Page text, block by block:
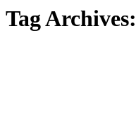
Tag Archives: